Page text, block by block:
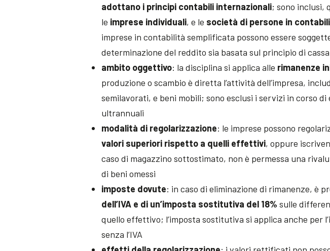
adottano i principi contabili internazionali; sono inclusi,
le imprese individuali, e le società di persone in
imprese in contabilità semplificata possono essere
determinazione del reddito sia basata sul principio di cassa
ambito oggettivo: la disciplina si applica alle rimanenze
produzione o scambio è diretta l’attività dell’impresa,
semilavorati, e beni mobili; sono esclusi i servizi in corso di
ultrannuali
modalità di regolarizzazione: le imprese possono
valori superiori rispetto a quelli effettivi, oppure
caso di magazzino sottostimato, non è permessa una
di beni omessi
imposte dovute: in caso di eliminazione di rimanenze, è
dell’IVA e di un’imposta sostitutiva del 18% sulle
quello effettivo; l’imposta sostitutiva si applica anche per
senza l’IVA